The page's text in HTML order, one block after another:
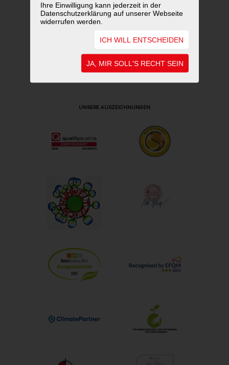
Ihre Einwilligung kann jederzeit in der
Datenschutzerklärung auf unserer Webseite
widerrufen werden.
ICH WILL ENTSCHEIDEN
JA, MIR SOLL'S RECHT SEIN
UNSERE AUSZEICHNUNGEN